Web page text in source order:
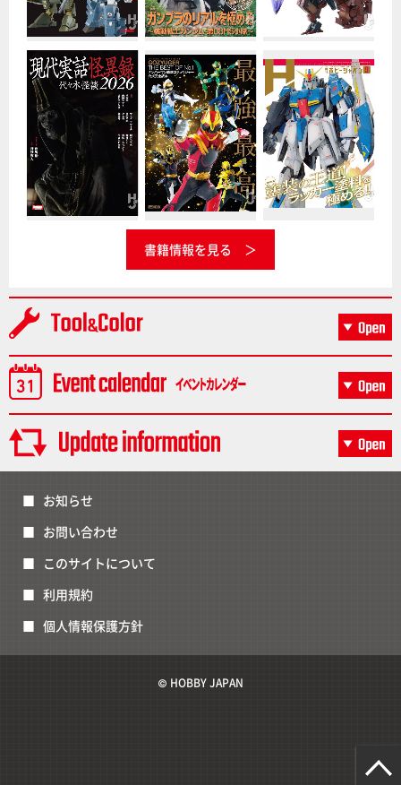
書籍情報を見る
お知らせ
お問い合わせ
このサイトについて
利用規約
個人情報保護方針
© HOBBY JAPAN